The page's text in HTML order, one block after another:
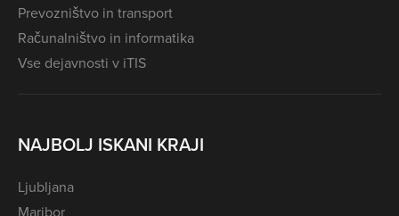
Prevozništvo in transport
Računalništvo in informatika
Vse dejavnosti v iTIS
NAJBOLJ ISKANI KRAJI
Ljubljana
Maribor